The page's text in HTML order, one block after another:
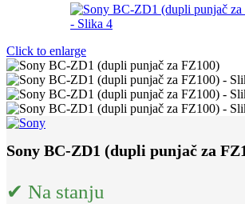
Click to enlarge
Sony BC-ZD1 (dupli punjač za
✔ Na stanju